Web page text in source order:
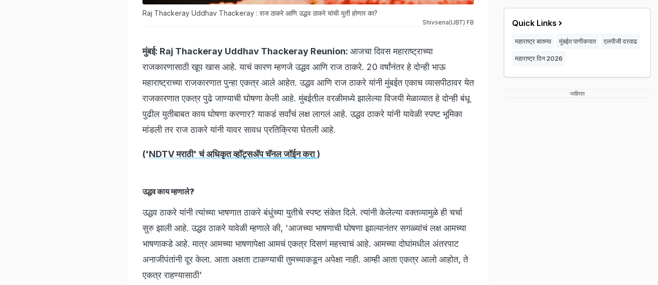
Raj Thackeray Uddhav Thackeray : राज ठाकरे आणि उद्धव ठाकरे यांची युती होणार का?
Shivsena(UBT) FB
मुंबई: Raj Thackeray Uddhav Thackeray Reunion: आजचा दिवस महाराष्ट्राच्या
राजकारणासाठी खूप खास आहे. याचं कारण म्हणजे उद्धव आणि राज ठाकरे. 20 वर्षांनंतर हे दोन्ही भाऊ
महाराष्ट्राच्या राजकारणात पुन्हा एकत्र आले आहेत. उद्धव आणि राज ठाकरे यांनी मुंबईत एकाच व्यासपीठावर येत
राजकारणात एकत्र पुढे जाण्याची घोषणा केली आहे. मुंबईतील वरळीमध्ये झालेल्या विजयी मेळाव्यात हे दोन्ही बंधू
पुढील युतीबाबत काय घोषणा करणार? याकडं सर्वांचं लक्ष लागलं आहे. उद्धव ठाकरे यांनी यावेळी स्पष्ट भूमिका
मांडली तर राज ठाकरे यांनी यावर सावध प्रतिक्रिया घेतली आहे.
('NDTV मराठी' चं अधिकृत व्हॉट्सअ‍ॅप चॅनल जॉईन करा)
उद्धव काय म्हणाले?
उद्धव ठाकरे यांनी त्यांच्या भाषणात ठाकरे बंधुंच्या युतीचे स्पष्ट संकेत दिले. त्यांनी केलेल्या वक्तव्यामुळे ही चर्चा
सुरु झाली आहे. उद्धव ठाकरे यावेळी म्हणाले की, 'आजच्या भाषणाची घोषणा झाल्यानंतर सगळ्यांचं लक्ष आमच्या
भाषणाकडे आहे. मात्र आमच्या भाषणापेक्षा आमचं एकत्र दिसणं महत्त्वाचं आहे. आमच्या दोघांमधील अंतरपाट
अनाजीपंतांनी दूर केला. आता अक्षता टाकण्याची तुमच्याकडून अपेक्षा नाही. आम्ही आता एकत्र आलो आहोत, ते
एकत्र राहण्यासाठी'
Quick Links
महाराष्ट्र बातम्या मुंबईत पाणीकपात एलपीजी दरवाढ
महाराष्ट्र दिन 2026
जाहिरात